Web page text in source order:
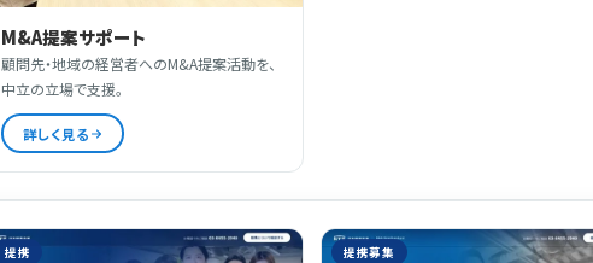
M&A提案サポート
顧問先・地域の経営者へのM&A提案活動を、
中立の立場で支援。
詳しく見る
提携 提携募集